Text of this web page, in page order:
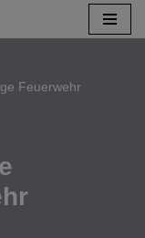
Feuerwehr